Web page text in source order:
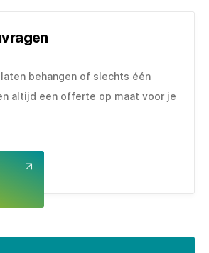
behangen of slechts één
altijd een offerte op maat voor je